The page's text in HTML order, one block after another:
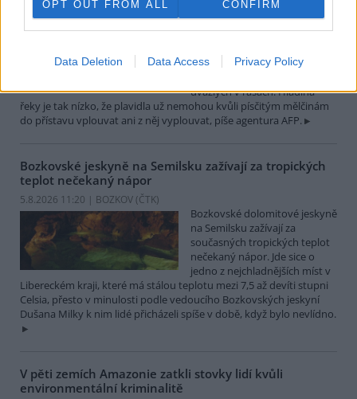
OPT OUT FROM ALL CONFIRM
Data Deletion Data Access Privacy Policy
5.8.2026 15:37 | BUKUREŠŤ (ČTK
Diskuse: 17
Turistický přístav v
které leží na břehu Dunaje, je
uvázlých v řasách. Hladina
řeky je tak nízko, že plavidla už nemohou kvůli písčitým mělčinám
do přístavu vplouvat ani z něj vyplouvat, píše agentura AFP.
Bozkovské jeskyně na Semilsku zažívají za tropických
teplot nečekaný nápor
5.8.2026 11:20 | BOZKOV (ČTK)
Bozkovské dolomitové jeskyně
na Semilsku zažívají za
současných tropických teplot
nečekaný nápor. Jde sice o
jedno z nejchladnějších míst v
Libereckém kraji, které má stálou teplotu mezi 7,5 až devíti stupni
Celsia, přesto v minulosti podle vedoucího Bozkovských jeskyní
Dušana Milky k nim lidé přicházeli spíše v době, když bylo nevlídno.
V pěti zemích Amazonie zatkli stovky lidí kvůli
environmentální kriminalitě